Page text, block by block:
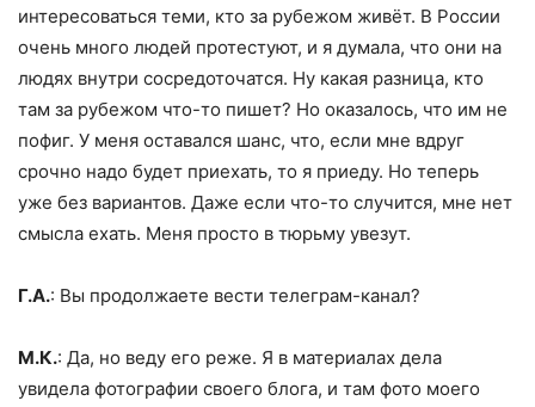
интересоваться теми, кто за рубежом живёт. В России
очень много людей протестуют, и я думала, что они на
людях внутри сосредоточатся. Ну какая разница, кто
там за рубежом что-то пишет? Но оказалось, что им не
пофиг. У меня оставался шанс, что, если мне вдруг
срочно надо будет приехать, то я приеду. Но теперь
уже без вариантов. Даже если что-то случится, мне нет
смысла ехать. Меня просто в тюрьму увезут.
Г.А.: Вы продолжаете вести телеграм-канал?
М.К.: Да, но веду его реже. Я в материалах дела
увидела фотографии своего блога, и там фото моего